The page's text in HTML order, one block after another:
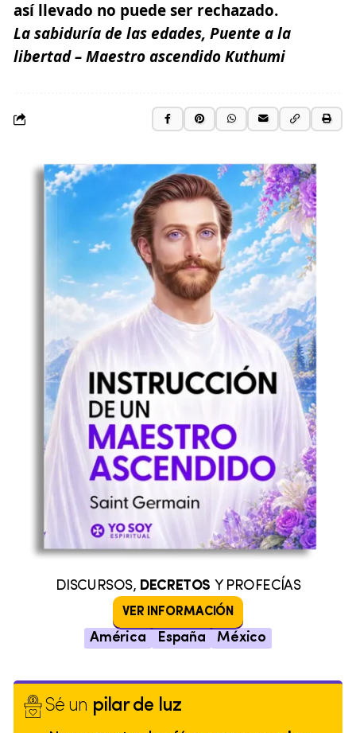
así llevado no puede ser rechazado.
La sabiduría de las edades, Puente a la
libertad – Maestro ascendido Kuthumi
DISCURSOS, DECRETOS Y PROFECÍAS
VER INFORMACIÓN
América España México
Sé un pilar de luz